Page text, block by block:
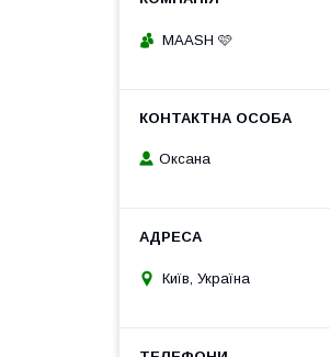
MAASH 🩷
Оксана
Київ, Україна